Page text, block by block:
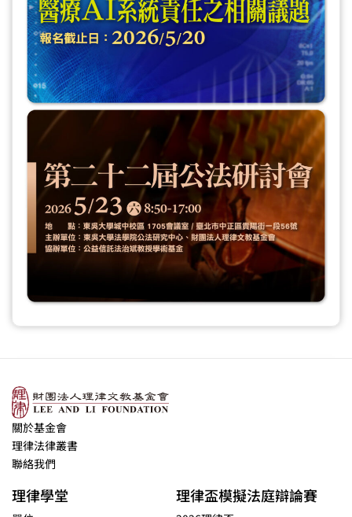
關於基金會
理律法律叢書
聯絡我們
理律學堂 理律盃模擬法庭辯論賽